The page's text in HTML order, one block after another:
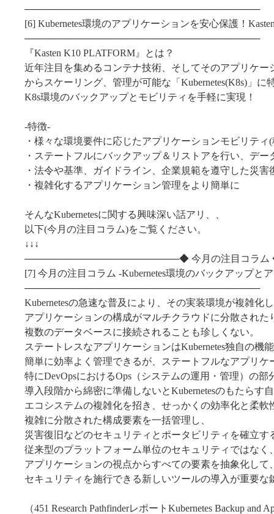
───────────────────────────────────
[6] Kubernetes環境のアプリケーションを安心保護！
───────────────────────────────────
『Kasten K10 PLATFORM』とは？
近年注目を集めるコンテナ技術、そしてそのアプリケー
からスケーリング、管理が可能な「Kubernetes(K8s)」に
K8s環境のバックアップとモビリティを手軽に実現！
-特徴-
・様々な環境要件に応じたアプリケーションモビリティ
・ステートフルにバックアップ＆リストアを行い、デー
・法令や基準、ガイドライン、企業規範を遵守した災害
・複雑化するアプリケーション管理をより簡単に
そんなKubernetesに関する興味深い話アリ、、
以下(今月の注目コラム)をご覧ください。
↓↓↓
───────────────────────◆ 今月の注目コラ
[7] 今月の注目コラム -Kubernetes環境のバックアップと
───────────────────────────────────
Kubernetesの急速な普及により、その実装環境が複雑化
アプリケーションの構成がマルチクラウドに分散された
複数のデータベースに接続されることも珍しくない。
ステートレスなアプリケーションはKubernetes独自の機
簡単に効率よく管理できるが、ステートフルなアプリケ
特にDevOpsにおけるOps（システムの運用・管理）の部
導入段階から綿密に準備しないとKubernetesのもたらす
エコシステムの複雑化を招き、せっかくの効率化と柔軟
複雑に分散された構成要素を一括管理し、
災害復旧などのセキュリティとポータビリティを確立す
従来型のプラットフォーム単位のセキュリティではなく
アプリケーションの視点からすべての要素を抽象化して
セキュリティを施行できる新しいツールの導入が重要な
（451 Research PathfinderレポートKubernetes Backup and